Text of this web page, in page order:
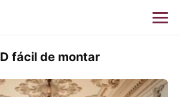
fácil de montar